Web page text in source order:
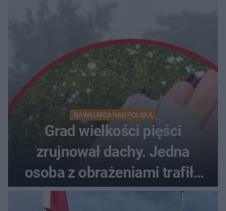
NAWAŁNICA NAD POLSKĄ
Grad wielkości pięści
zrujnował dachy. Jedna
osoba z obrażeniami trafiła
do szpitala